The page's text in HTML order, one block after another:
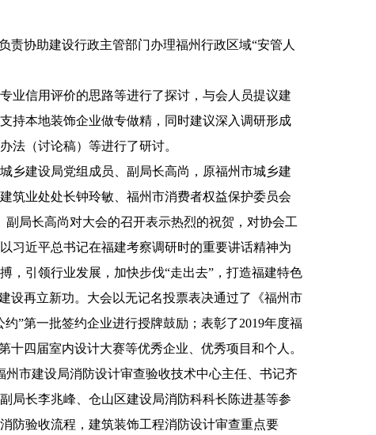
责协助建设行政主管部门办理福州行政区域“安管人
业信用评价的思路等进行了探讨，与会人员提议建
持本地装饰企业做专做精，同时建议深入调研形成
法（讨论稿）等进行了研讨。
乡建设局党组成员、副局长高尚，原福州市城乡建
筑业处处长钟玲敏、福州市消费者权益保护委员会
局长高尚对大会的召开表示热烈的祝贺，对协会工
习近平总书记在福建考察调研时的重要讲话精神为
，引领行业发展，加快步伐“走出去”，打造福建特色
设再立新功。大会以无记名投票表决通过了《福州市
”第一批签约企业进行授牌鼓励；表彰了2019年度福
四届室内设计大赛等优秀企业、优秀项目和个人。
市建设局消防设计审查验收技术中心主任、书记齐
局长李兆峰、仓山区建设局消防科科长陈进基等参
防验收流程，建筑装饰工程消防设计审查重点要